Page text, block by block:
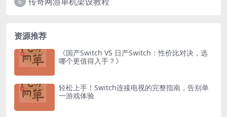
资源推荐
《国产Switch VS 日产Switch：性价比对决，选
哪个更值得入手？》
轻松上手！Switch连接电视的完整指南，告别单
一游戏体验